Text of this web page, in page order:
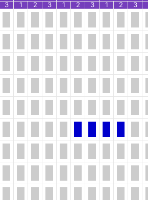
3 1 2 3 1 2 3 1 2 3